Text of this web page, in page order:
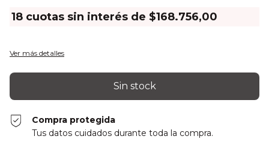
18 cuotas sin interés de $168.756,00
Ver más detalles
Compra protegida
Tus datos cuidados durante toda la compra.